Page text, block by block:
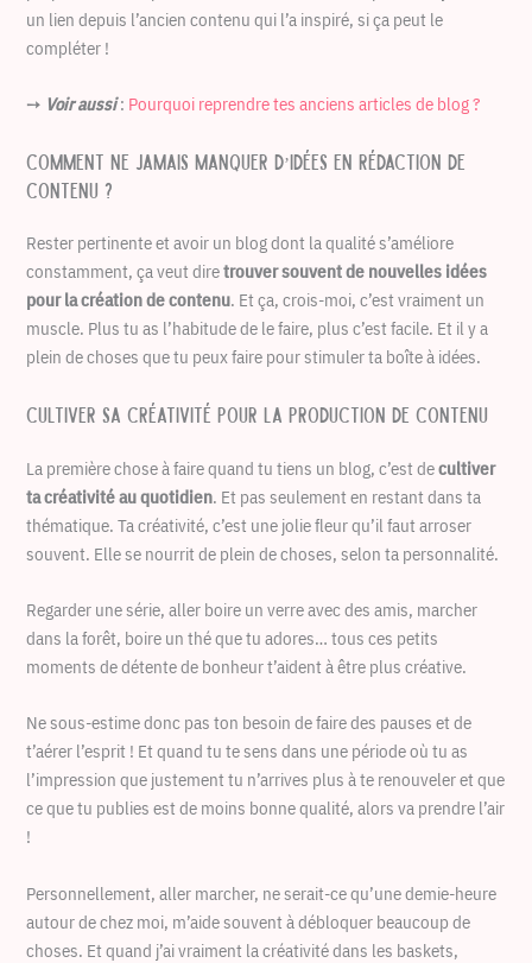
un lien depuis l’ancien contenu qui l’a inspiré, si ça peut le
compléter !
➙ Voir aussi: Pourquoi reprendre tes anciens articles de blog ?
Comment ne jamais manquer d’idées en rédaction de
contenu ?
Rester pertinente et avoir un blog dont la qualité s’améliore
constamment, ça veut diretrouver souvent de nouvelles idées
pour la création de contenu. Et ça, crois-moi, c’est vraiment un
muscle. Plus tu as l’habitude de le faire, plus c’est facile. Et il y a
plein de choses que tu peux faire pour stimuler ta boîte à idées.
Cultiver sa créativité pour la production de contenu
La première chose à faire quand tu tiens un blog, c’est decultiver
ta créativité au quotidien. Et pas seulement en restant dans ta
thématique. Ta créativité, c’est une jolie fleur qu’il faut arroser
souvent. Elle se nourrit de plein de choses, selon ta personnalité.
Regarder une série, aller boire un verre avec des amis, marcher
dans la forêt, boire un thé que tu adores… tous ces petits
moments de détente de bonheur t’aident à être plus créative.
Ne sous-estime donc pas ton besoin de faire des pauses et de
t’aérer l’esprit ! Et quand tu te sens dans une période où tu as
l’impression que justement tu n’arrives plus à te renouveler et que
ce que tu publies est de moins bonne qualité, alors va prendre l’air
!
Personnellement, aller marcher, ne serait-ce qu’une demie-heure
autour de chez moi, m’aide souvent à débloquer beaucoup de
choses. Et quand j’ai vraiment la créativité dans les baskets,